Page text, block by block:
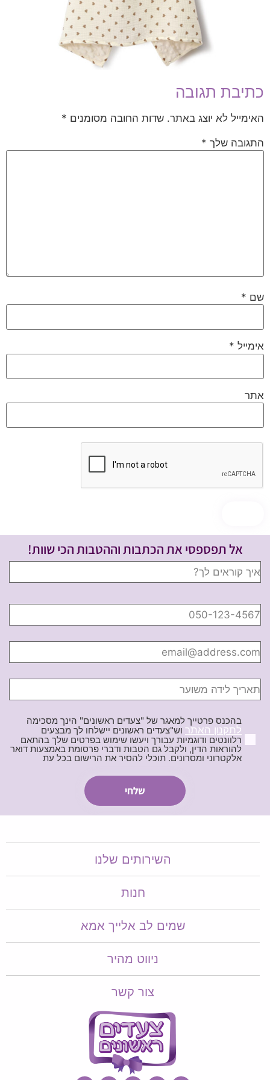
כתיבת תגובה
האימייל לא יוצג באתר. שדות החובה מסומנים *
התגובה שלך *
שם *
אימייל *
אתר
אל תפספסי את הכתבות וההטבות הכי שוות!
בהכנס פרטייך למאגר של "צעדים ראשונים" הינך מסכימה
לתקנון האתר וש"צעדים ראשונים יישלחו לך מבצעים
רלוונטים ודוגמיות עבורך ויעשו שימוש בפרטים שלך בהתאם
להוראות הדין, ולקבל גם הטבות ודברי פרסומת באמצעות דואר
אלקטרוני ומסרונים. תוכלי להסיר את הרישום בכל עת
השירותים שלנו
חנות
שמים לב אלייך אמא​​
ניווט מהיר
צור קשר